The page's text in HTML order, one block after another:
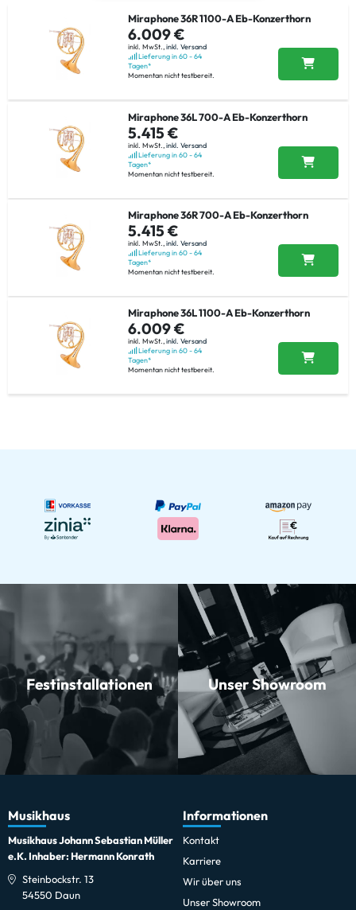
Miraphone 36R 1100-A Eb-Konzerthorn
6.009 €
inkl. MwSt.,inkl. Versand
Lieferung in 60 - 64
Tagen*
Momentan nicht testbereit.
Miraphone 36L 700-A Eb-Konzerthorn
5.415 €
inkl. MwSt., inkl. Versand
Lieferung in 60 - 64
Tagen*
Momentan nicht testbereit.
Miraphone 36R 700-A Eb-Konzerthorn
5.415 €
inkl. MwSt., inkl. Versand
Lieferung in 60 - 64
Tagen*
Momentan nicht testbereit.
Miraphone 36L 1100-A Eb-Konzerthorn
6.009 €
inkl. MwSt.,inkl. Versand
Lieferung in 60 - 64
Tagen*
Momentan nicht testbereit.
Festinstallationen Unser Showroom
Musikhaus
Musikhaus Johann Sebastian Müller
e.K. Inhaber: Hermann Konrath
Steinbockstr. 13
54550 Daun
Informationen
Kontakt
Karriere
Wir über uns
Unser Showroom